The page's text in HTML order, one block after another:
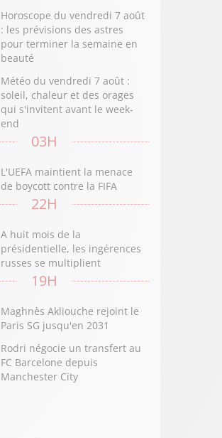
Horoscope du vendredi 7 août
: les prévisions des astres
pour terminer la semaine en
beauté
Météo du vendredi 7 août :
soleil, chaleur et des orages
qui s'invitent avant le week-
end
03H
L'UEFA maintient la menace
de boycott contre la FIFA
22H
A huit mois de la
présidentielle, les ingérences
russes se multiplient
19H
Maghnès Akliouche rejoint le
Paris SG jusqu'en 2031
Rodri négocie un transfert au
FC Barcelone depuis
Manchester City